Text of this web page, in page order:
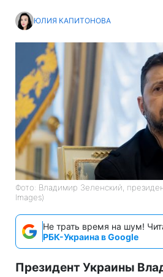
ЮЛИЯ КАПИТОНОВА
Фото: Владимир Зеленский,
Images)
Не трать время на шум!
РБК-Украина в Google
Президент Украины